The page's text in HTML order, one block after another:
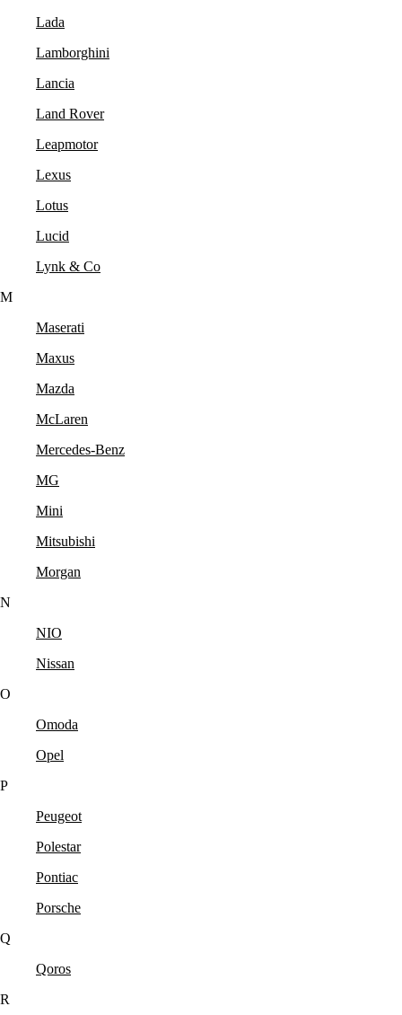
Lada
Lamborghini
Lancia
Land Rover
Leapmotor
Lexus
Lotus
Lucid
Lynk & Co
M
Maserati
Maxus
Mazda
McLaren
Mercedes-Benz
MG
Mini
Mitsubishi
Morgan
N
NIO
Nissan
O
Omoda
Opel
P
Peugeot
Polestar
Pontiac
Porsche
Q
Qoros
R